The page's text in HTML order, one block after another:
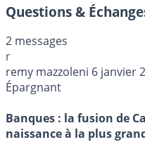
Questions &
2 messages
r
remy mazzoleni 6 janvier
Épargnant
Banques : la fusion de
naissance à la plus